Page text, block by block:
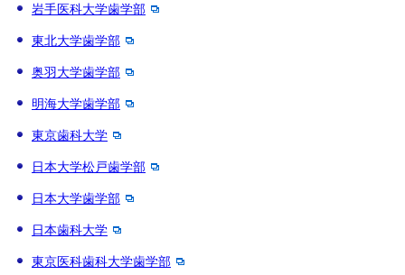
岩手医科大学歯学部
東北大学歯学部
奥羽大学歯学部
明海大学歯学部
東京歯科大学
日本大学松戸歯学部
日本大学歯学部
日本歯科大学
東京医科歯科大学歯学部